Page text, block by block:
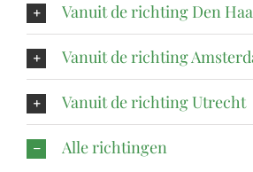
Vanuit de richting Den
Vanuit de richting
Vanuit de richting Utrecht
Alle richtingen